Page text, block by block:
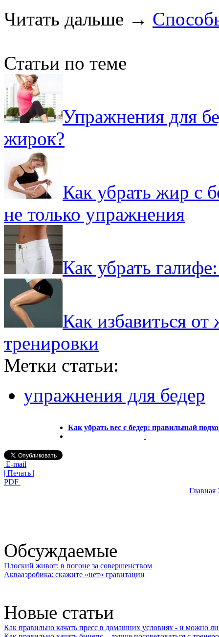
Читать дальше →
Статьи по теме
Упражнения для
жирок?
Как убрать жир с
не только упражнения
Как убрать
Как избавиться
тренировки
Метки статьи:
упражнения для бедер
Как убрать вес с бедер: правильный
E-mail
| Печать |
PDF
Главная
Обсуждаемые
Плоский живот: в погоне за совершенством
Аквааэробика: скажите «нет» гравитации
Новые статьи
Как правильно качать пресс в домашних условиях - и можно